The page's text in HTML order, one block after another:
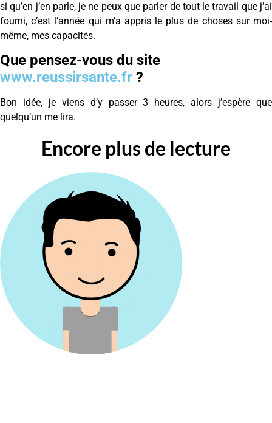
si qu’en j’en parle, je ne peux que parler de tout le travail que j’ai
fourni, c’est l’année qui m’a appris le plus de choses sur moi-
même, mes capacités.
Que pensez-vous du site
www.reussirsante.fr ?
Bon idée, je viens d’y passer 3 heures, alors j’espère que
quelqu’un me lira.
Encore plus de lecture